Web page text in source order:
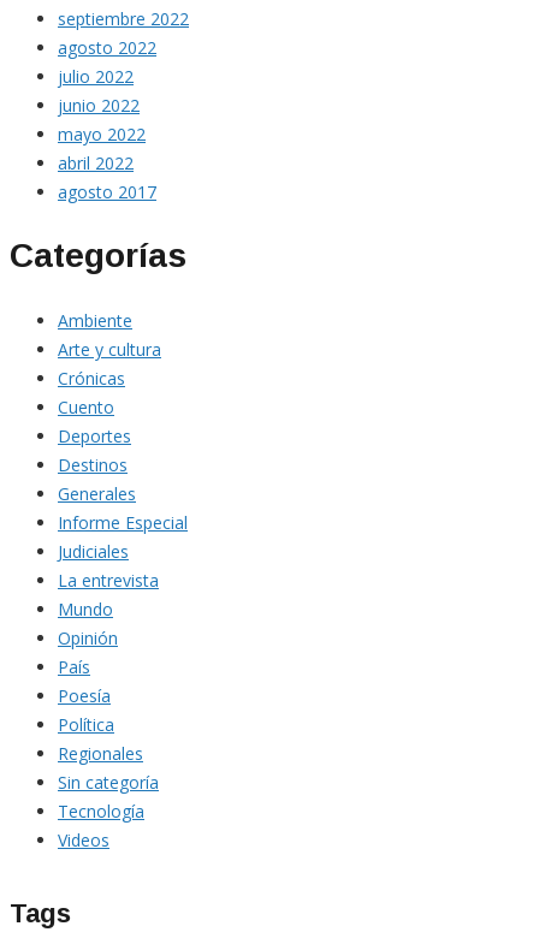
septiembre 2022
agosto 2022
julio 2022
junio 2022
mayo 2022
abril 2022
agosto 2017
Categorías
Ambiente
Arte y cultura
Crónicas
Cuento
Deportes
Destinos
Generales
Informe Especial
Judiciales
La entrevista
Mundo
Opinión
País
Poesía
Política
Regionales
Sin categoría
Tecnología
Videos
Tags